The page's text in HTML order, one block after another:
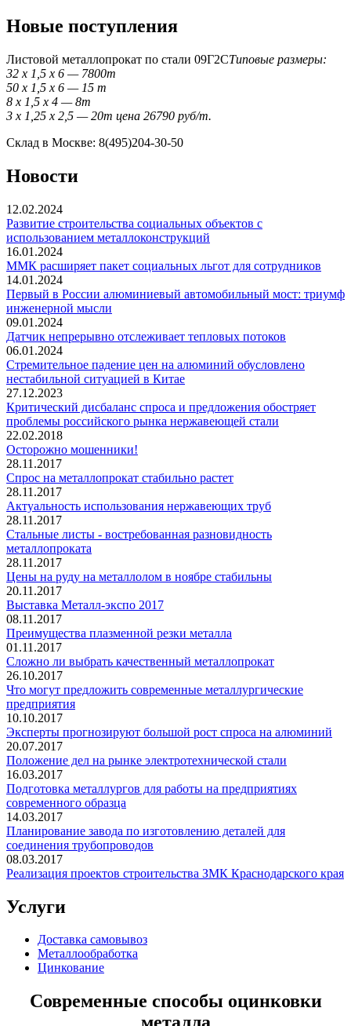
Новые поступления
Листовой металлопрокат по стали 09Г2СТиповые размеры:
32 x 1,5 x 6 — 7800т
50 x 1,5 x 6 — 15 т
8 x 1,5 x 4 — 8т
3 x 1,25 x 2,5 — 20т цена 26790 руб/т.
Склад в Москве: 8(495)204-30-50
Новости
12.02.2024
Развитие строительства социальных объектов с
использованием металлоконструкций
16.01.2024
ММК расширяет пакет социальных льгот для сотрудников
14.01.2024
Первый в России алюминиевый автомобильный мост: триумф
инженерной мысли
09.01.2024
Датчик непрерывно отслеживает тепловых потоков
06.01.2024
Стремительное падение цен на алюминий обусловлено
нестабильной ситуацией в Китае
27.12.2023
Критический дисбаланс спроса и предложения обостряет
проблемы российского рынка нержавеющей стали
22.02.2018
Осторожно мошенники!
28.11.2017
Спрос на металлопрокат стабильно растет
28.11.2017
Актуальность использования нержавеющих труб
28.11.2017
Стальные листы - востребованная разновидность
металлопроката
28.11.2017
Цены на руду на металлолом в ноябре стабильны
20.11.2017
Выставка Металл-экспо 2017
08.11.2017
Преимущества плазменной резки металла
01.11.2017
Сложно ли выбрать качественный металлопрокат
26.10.2017
Что могут предложить современные металлургические
предприятия
10.10.2017
Эксперты прогнозируют большой рост спроса на алюминий
20.07.2017
Положение дел на рынке электротехнической стали
16.03.2017
Подготовка металлургов для работы на предприятиях
современного образца
14.03.2017
Планирование завода по изготовлению деталей для
соединения трубопроводов
08.03.2017
Реализация проектов строительства ЗМК Краснодарского края
Услуги
Доставка самовывоз
Металлообработка
Цинкование
Современные способы оцинковки